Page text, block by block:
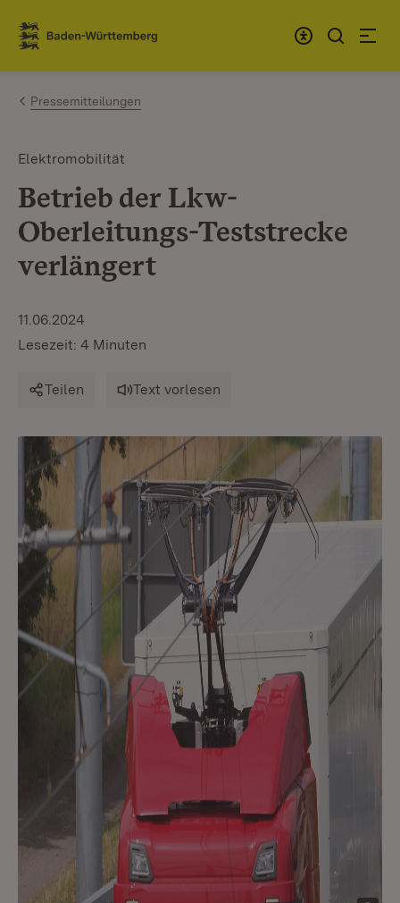
Zum Inhalt springen
Link zur Startseite
Pressemitteilungen
Elektromobilität
Betrieb der Lkw-
Oberleitungs-Teststrecke
verlängert
11.06.2024
Lesezeit: 4 Minuten
Teilen Text vorlesen